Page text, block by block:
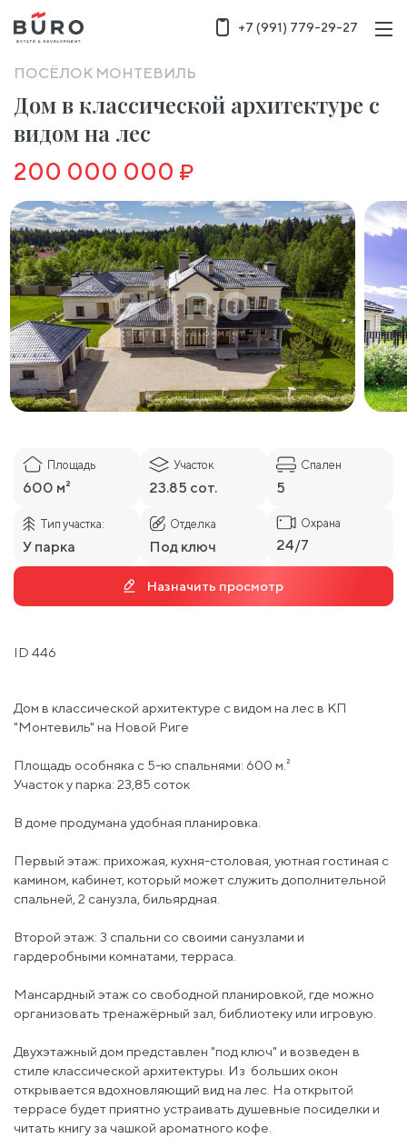
+7 (991) 779-29-27
ПОСЁЛОК MОНТЕВИЛЬ
Дом в классической архитектуре с
видом на лес
200 000 000 ₽
Площадь
600 м²
Участок
23.85 сот.
Спален
5
Тип участка:
У парка
Отделка
Под ключ
Охрана
24/7
Назначить просмотр
ID 446
Дом в классической архитектуре с видом на лес в КП
"Монтевиль" на Новой Риге
Площадь особняка с 5-ю спальнями: 600 м.²
Участок у парка: 23,85 соток
В доме продумана удобная планировка.
Первый этаж: прихожая, кухня-столовая, уютная гостиная с
камином, кабинет, который может служить дополнительной
спальней, 2 санузла, бильярдная.
Второй этаж: 3 спальни со своими санузлами и
гардеробными комнатами, терраса.
Мансардный этаж со свободной планировкой, где можно
организовать тренажёрный зал, библиотеку или игровую.
Двухэтажный дом представлен "под ключ" и возведен в
стиле классической архитектуры. Из больших окон
открывается вдохновляющий вид на лес. На открытой
террасе будет приятно устраивать душевные посиделки и
читать книгу за чашкой ароматного кофе.